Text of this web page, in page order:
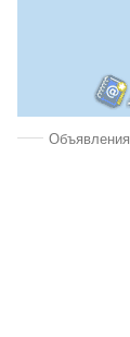
Объявления